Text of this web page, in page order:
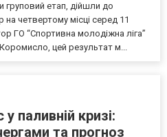
етап, дійшли до
на четвертому місці серед 11
ГО “Спортивна молодіжна ліга”
цей результат м...
паливній кризі:
та прогноз